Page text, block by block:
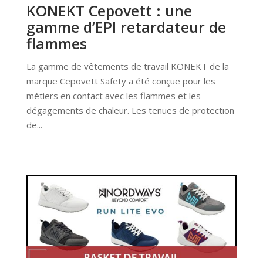
KONEKT Cepovett : une
gamme d’EPI retardateur de
flammes
La gamme de vêtements de travail KONEKT de la
marque Cepovett Safety a été conçue pour les
métiers en contact avec les flammes et les
dégagements de chaleur. Les tenues de protection
de...